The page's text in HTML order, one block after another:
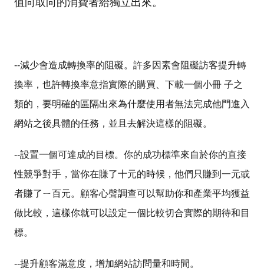
--減少會造成轉換率的阻礙。許多因素會阻礙訪客提升轉
換率，也許轉換率意指實際的購買、下載一個小冊 子之
類的，要明確的區隔出來為什麼使用者無法完成他門進入
網站之後具體的任務，並且去解決這樣的阻礙。
--設置一個可達成的目標。你的成功標準來自於你的直接
性競爭對手，當你在賺了十元的時候，他們只賺到一元或
者賺了ㄧ百元。顧客心聲調查可以幫助你和產業平均獲益
做比較，這樣你就可以設定一個比較切合實際的期待和目
標。
--提升顧客滿意度，增加網站訪問量和時間。